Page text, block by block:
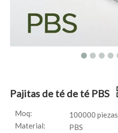
Pajitas de té de té PBS
Moq:
100000 piezas
Material:
PBS